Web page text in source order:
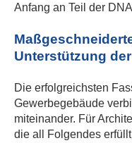
Anfang an Teil der
Unterstützung
Die erfolgreichsten
Gewerbegebäude
miteinander. Für
die all Folgendes